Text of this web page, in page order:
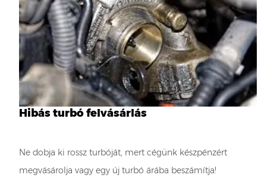
Hibás turbó felvásárlás
Ne dobja ki rossz turbóját, mert cégünk készpénzért
megvásárolja vagy egy új turbó árába beszámítja!